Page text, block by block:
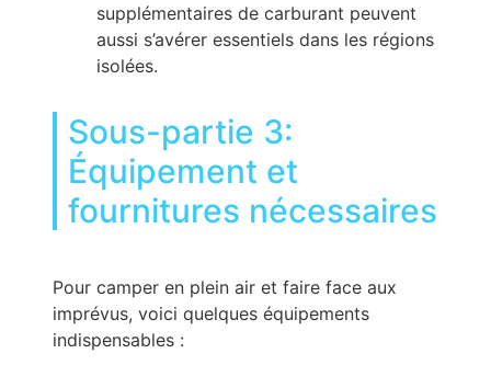
supplémentaires de carburant peuvent
aussi s’avérer essentiels dans les régions
isolées.
Sous-partie 3:
Équipement et
fournitures nécessaires
Pour camper en plein air et faire face aux
imprévus, voici quelques équipements
indispensables :